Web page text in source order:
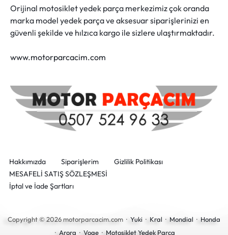
Orijinal motosiklet yedek parça merkezimiz çok oranda
marka model yedek parça ve aksesuar siparişlerinizi en
güvenli şekilde ve hılzıca kargo ile sizlere ulaştırmaktadır.
www.motorparcacim.com
Hakkımızda Siparişlerim
Gizlilik Politikası
MESAFELİ SATIŞ SÖZLEŞMESİ
İptal ve İade Şartları
Copyright © 2026 motorparcacim.com · Yuki · Kral · Mondial · Honda
· Arora · Voge· Motosiklet Yedek Parça